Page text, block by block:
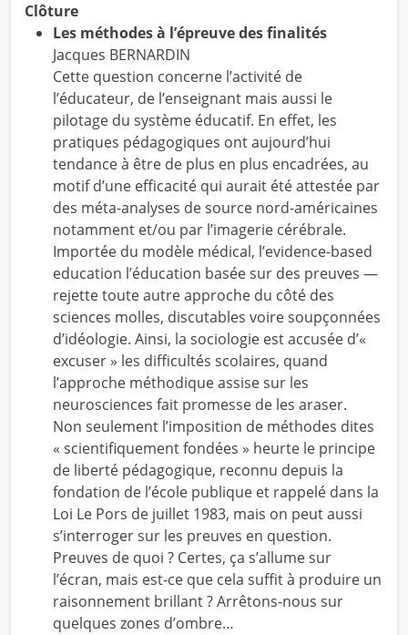
Clôture
Les méthodes à l’épreuve des finalités
Jacques BERNARDIN
Cette question concerne l’activité de
l’éducateur, de l’enseignant mais aussi le
pilotage du système éducatif. En effet, les
pratiques pédagogiques ont aujourd’hui
tendance à être de plus en plus encadrées, au
motif d’une efficacité qui aurait été attestée par
des méta-analyses de source nord-américaines
notamment et/ou par l’imagerie cérébrale.
Importée du modèle médical, l’evidence-based
education l’éducation basée sur des preuves —
rejette toute autre approche du côté des
sciences molles, discutables voire soupçonnées
d’idéologie. Ainsi, la sociologie est accusée d’«
excuser » les difficultés scolaires, quand
l’approche méthodique assise sur les
neurosciences fait promesse de les araser.
Non seulement l’imposition de méthodes dites
« scientifiquement fondées » heurte le principe
de liberté pédagogique, reconnu depuis la
fondation de l’école publique et rappelé dans la
Loi Le Pors de juillet 1983, mais on peut aussi
s’interroger sur les preuves en question.
Preuves de quoi ? Certes, ça s’allume sur
l’écran, mais est-ce que cela suffit à produire un
raisonnement brillant ? Arrêtons-nous sur
quelques zones d’ombre…